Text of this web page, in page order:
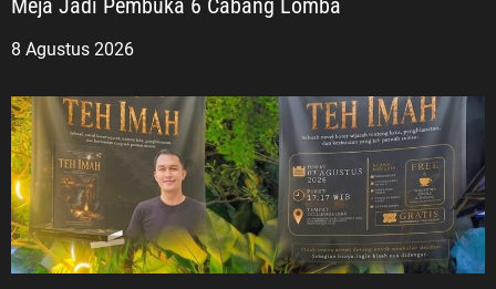
Meja Jadi Pembuka 6 Cabang Lomba
8 Agustus 2026